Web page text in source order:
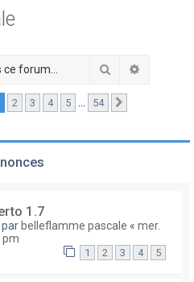
Rechercher
sur54
2 3 4 5 … 54
1.7
par belleflamme pascale « mer.
pm
1 2 3 4 5